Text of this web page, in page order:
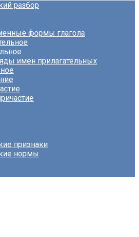
разбор
формы глагола
имён прилагательных
признаки
нормы